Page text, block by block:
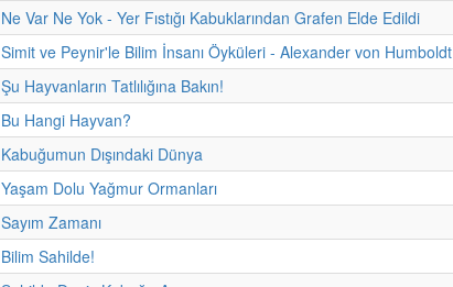
Ne Var Ne Yok - Yer Fıstığı Kabuklarından Grafen Elde Edildi
Simit ve Peynir'le Bilim İnsanı Öyküleri - Alexander von Humboldt
Şu Hayvanların Tatlılığına Bakın!
Bu Hangi Hayvan?
Kabuğumun Dışındaki Dünya
Yaşam Dolu Yağmur Ormanları
Sayım Zamanı
Bilim Sahilde!